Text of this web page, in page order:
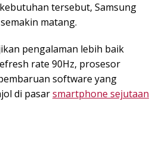
tersebut, Samsung
matang.
pengalaman lebih baik
rate 90Hz, prosesor
software yang
di pasarsmartphone sejutaan